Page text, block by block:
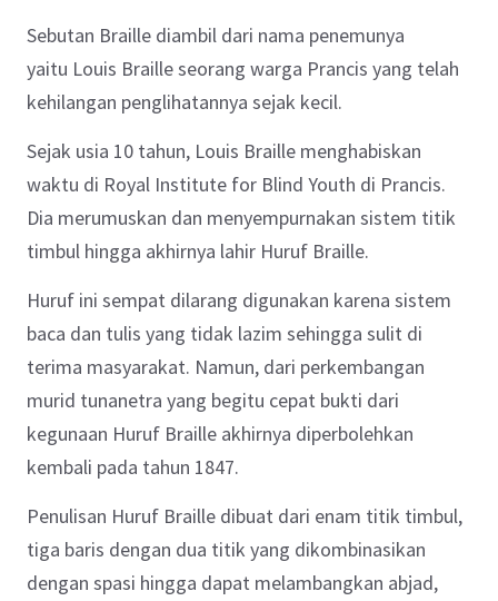
Sebutan Braille diambil dari nama penemunya
yaitu Louis Braille seorang warga Prancis yang telah
kehilangan penglihatannya sejak kecil.
Sejak usia 10 tahun, Louis Braille menghabiskan
waktu di Royal Institute for Blind Youth di Prancis.
Dia merumuskan dan menyempurnakan sistem titik
timbul hingga akhirnya lahir Huruf Braille.
Huruf ini sempat dilarang digunakan karena sistem
baca dan tulis yang tidak lazim sehingga sulit di
terima masyarakat. Namun, dari perkembangan
murid tunanetra yang begitu cepat bukti dari
kegunaan Huruf Braille akhirnya diperbolehkan
kembali pada tahun 1847.
Penulisan Huruf Braille dibuat dari enam titik timbul,
tiga baris dengan dua titik yang dikombinasikan
dengan spasi hingga dapat melambangkan abjad,